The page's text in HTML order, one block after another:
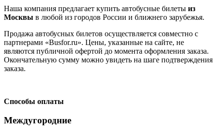
Наша компания предлагает купить автобусные билеты из
Москвы в любой из городов России и ближнего зарубежья.
Продажа автобусных билетов осуществляется совместно с
партнерами «Busfor.ru». Цены, указанные на сайте, не
являются публичной офертой до момента оформления заказа.
Окончательную сумму можно увидеть на шаге подтверждения
заказа.
Способы оплаты
Междугородние